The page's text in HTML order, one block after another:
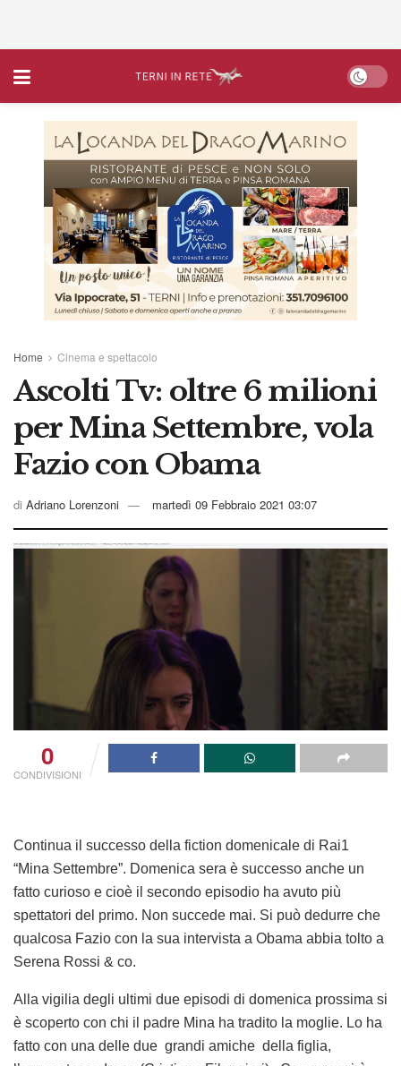
Home Cinema e spettacolo
Ascolti Tv: oltre 6 milioni
per Mina Settembre, vola
Fazio con Obama
di Adriano Lorenzoni martedì 09 Febbraio 2021 03:07
0
CONDIVISIONI
Continua il successo della fiction domenicale di Rai1
“Mina Settembre”. Domenica sera è successo anche un
fatto curioso e cioè il secondo episodio ha avuto più
spettatori del primo. Non succede mai. Si può dedurre che
qualcosa Fazio con la sua intervista a Obama abbia tolto a
Serena Rossi & co.
Alla vigilia degli ultimi due episodi di domenica prossima si
è scoperto con chi il padre Mina ha tradito la moglie. Lo ha
fatto con una delle due grandi amiche della figlia,